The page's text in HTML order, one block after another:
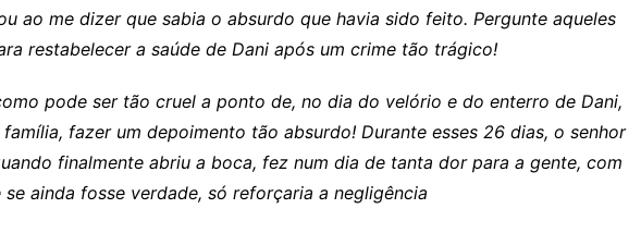
ao me dizer que sabia o absurdo que havia sido feito. Pergunte aqueles
restabelecer a saúde de Dani após um crime tão trágico!
pode ser tão cruel a ponto de, no dia do velório e do enterro de Dani,
fazer um depoimento tão absurdo! Durante esses 26 dias, o senhor
finalmente abriu a boca, fez num dia de tanta dor para a gente, com
se ainda fosse verdade, só reforçaria a negligência